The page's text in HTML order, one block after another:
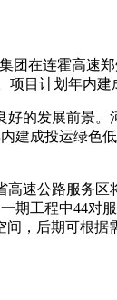
在连霍高速
目计划年内
发展前景
建成投运绿
公路服务区
期工程中44
，后期可根据